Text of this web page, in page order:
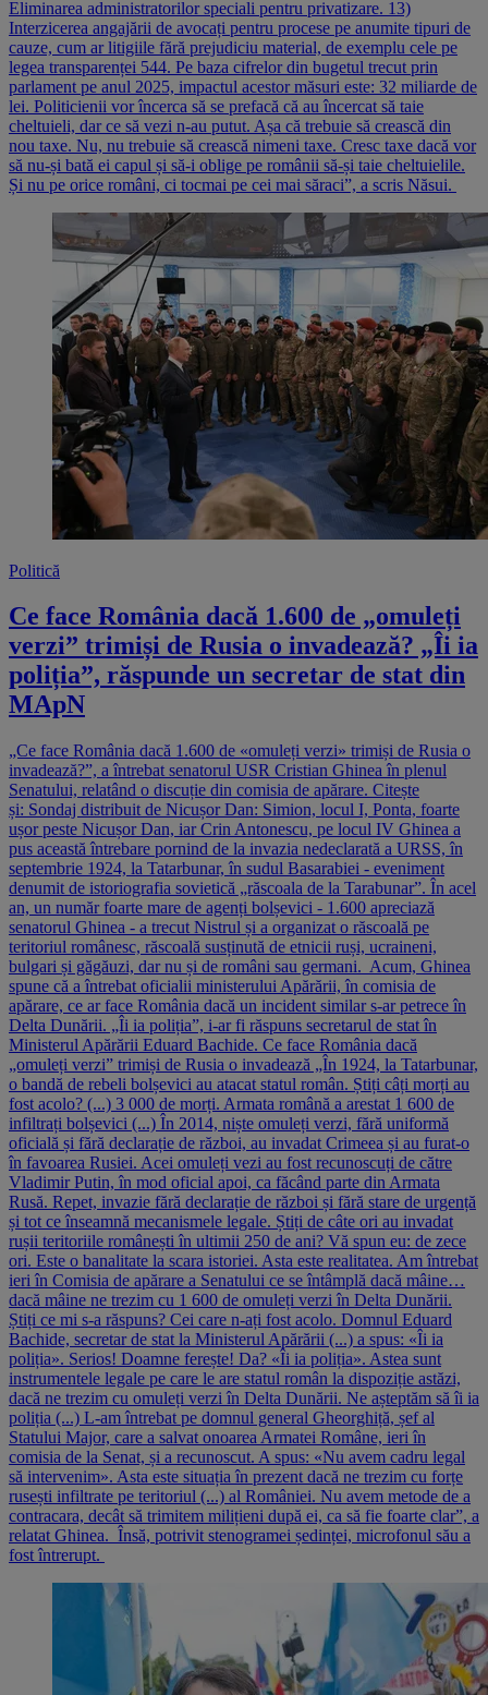
Eliminarea administratorilor speciali pentru privatizare. 13)
Interzicerea angajării de avocați pentru procese pe anumite tipuri de
cauze, cum ar litigiile fără prejudiciu material, de exemplu cele pe
legea transparenței 544. Pe baza cifrelor din bugetul trecut prin
parlament pe anul 2025, impactul acestor măsuri este: 32 miliarde de
lei. Politicienii vor încerca să se prefacă că au încercat să taie
cheltuieli, dar ce să vezi n-au putut. Așa că trebuie să crească din
nou taxe. Nu, nu trebuie să crească nimeni taxe. Cresc taxe dacă vor
să nu-și bată ei capul și să-i oblige pe românii să-și taie cheltuielile.
Și nu pe orice români, ci tocmai pe cei mai săraci”, a scris Năsui.
Politică
Ce face România dacă 1.600 de „omuleți
verzi” trimiși de Rusia o invadează? „Îi ia
poliția”, răspunde un secretar de stat din
MApN
„Ce face România dacă 1.600 de «omuleți verzi» trimiși de Rusia o
invadează?”, a întrebat senatorul USR Cristian Ghinea în plenul
Senatului, relatând o discuție din comisia de apărare. Citește
și: Sondaj distribuit de Nicușor Dan: Simion, locul I, Ponta, foarte
ușor peste Nicușor Dan, iar Crin Antonescu, pe locul IV Ghinea a
pus această întrebare pornind de la invazia nedeclarată a URSS, în
septembrie 1924, la Tatarbunar, în sudul Basarabiei - eveniment
denumit de istoriografia sovietică „răscoala de la Tarabunar”. În acel
an, un număr foarte mare de agenți bolșevici - 1.600 apreciază
senatorul Ghinea - a trecut Nistrul și a organizat o răscoală pe
teritoriul românesc, răscoală susținută de etnicii ruși, ucraineni,
bulgari și găgăuzi, dar nu și de români sau germani. Acum, Ghinea
spune că a întrebat oficialii ministerului Apărării, în comisia de
apărare, ce ar face România dacă un incident similar s-ar petrece în
Delta Dunării. „Îi ia poliția”, i-ar fi răspuns secretarul de stat în
Ministerul Apărării Eduard Bachide. Ce face România dacă
„omuleți verzi” trimiși de Rusia o invadează „În 1924, la Tatarbunar,
o bandă de rebeli bolșevici au atacat statul român. Știți câți morți au
fost acolo? (...) 3 000 de morți. Armata română a arestat 1 600 de
infiltrați bolșevici (...) În 2014, niște omuleți verzi, fără uniformă
oficială și fără declarație de război, au invadat Crimeea și au furat-o
în favoarea Rusiei. Acei omuleți vezi au fost recunoscuți de către
Vladimir Putin, în mod oficial apoi, ca făcând parte din Armata
Rusă. Repet, invazie fără declarație de război și fără stare de urgență
și tot ce înseamnă mecanismele legale. Știți de câte ori au invadat
rușii teritoriile românești în ultimii 250 de ani? Vă spun eu: de zece
ori. Este o banalitate la scara istoriei. Asta este realitatea. Am întrebat
ieri în Comisia de apărare a Senatului ce se întâmplă dacă mâine…
dacă mâine ne trezim cu 1 600 de omuleți verzi în Delta Dunării.
Știți ce mi s-a răspuns? Cei care n-ați fost acolo. Domnul Eduard
Bachide, secretar de stat la Ministerul Apărării (...) a spus: «Îi ia
poliția». Serios! Doamne ferește! Da? «Îi ia poliția». Astea sunt
instrumentele legale pe care le are statul român la dispoziție astăzi,
dacă ne trezim cu omuleți verzi în Delta Dunării. Ne așteptăm să îi ia
poliția (...) L-am întrebat pe domnul general Gheorghiță, șef al
Statului Major, care a salvat onoarea Armatei Române, ieri în
comisia de la Senat, și a recunoscut. A spus: «Nu avem cadru legal
să intervenim». Asta este situația în prezent dacă ne trezim cu forțe
rusești infiltrate pe teritoriul (...) al României. Nu avem metode de a
contracara, decât să trimitem milițieni după ei, ca să fie foarte clar”, a
relatat Ghinea. Însă, potrivit stenogramei ședinței, microfonul său a
fost întrerupt.